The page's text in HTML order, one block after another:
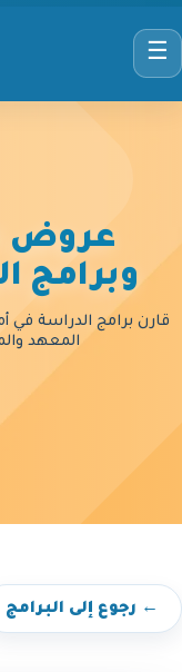
☰
عروض
وبرامج
قارن برامج الدراسة في
المعهد
← رجوع إلى البرامج